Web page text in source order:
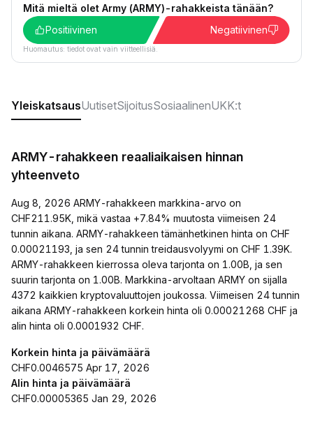
Mitä mieltä olet Army (ARMY)-rahakkeista tänään?
Positiivinen
Negatiivinen
Huomautus: tiedot ovat vain viitteellisiä.
YleiskatsausUutisetSijoitusSosiaalinenUKK:t
ARMY-rahakkeen reaaliaikaisen hinnan
yhteenveto
Aug 8, 2026 ARMY-rahakkeen markkina-arvo on
CHF211.95K, mikä vastaa +7.84% muutosta viimeisen 24
tunnin aikana. ARMY-rahakkeen tämänhetkinen hinta on CHF
0.00021193, ja sen 24 tunnin treidausvolyymi on CHF 1.39K.
ARMY-rahakkeen kierrossa oleva tarjonta on 1.00B, ja sen
suurin tarjonta on 1.00B. Markkina-arvoltaan ARMY on sijalla
4372 kaikkien kryptovaluuttojen joukossa. Viimeisen 24 tunnin
aikana ARMY-rahakkeen korkein hinta oli 0.00021268 CHF ja
alin hinta oli 0.0001932 CHF.
Korkein hinta ja päivämäärä
CHF0.0046575 Apr 17, 2026
Alin hinta ja päivämäärä
CHF0.00005365 Jan 29, 2026